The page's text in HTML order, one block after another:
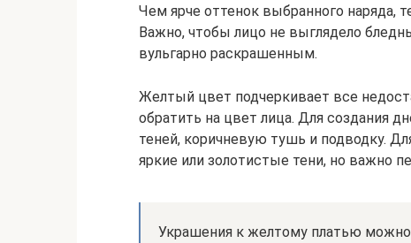
Чем ярче оттенок выбранного наряда,
Важно, чтобы лицо не выглядело
вульгарно раскрашенным.
Желтый цвет подчеркивает все
обратить на цвет лица. Для создания
теней, коричневую тушь и подводку.
яркие или золотистые тени, но важно
Украшения к желтому платью можно